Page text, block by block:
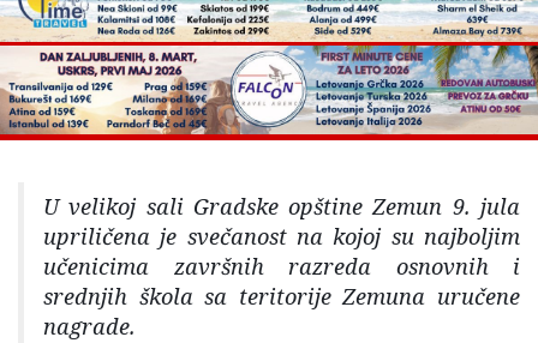
U velikoj sali Gradske opštine Zemun 9. jula
upriličena je svečanost na kojoj su najboljim
učenicima završnih razreda osnovnih i
srednjih škola sa teritorije Zemuna uručene
nagrade.